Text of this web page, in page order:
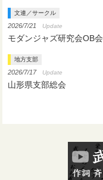
文連／サークル
2026/7/21 Update
モダンジャズ研究会OB会
地方支部
2026/7/17 Update
山形県支部総会